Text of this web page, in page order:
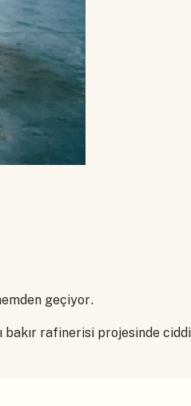
geçiyor.
bakır rafinerisi projesinde